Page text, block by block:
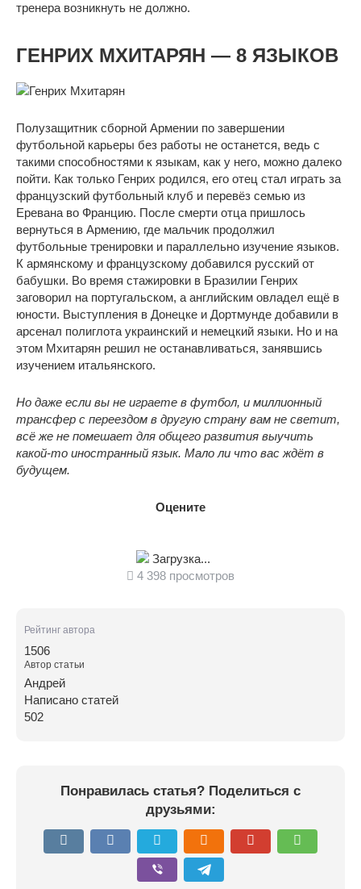
тренера возникнуть не должно.
ГЕНРИХ МХИТАРЯН — 8 ЯЗЫКОВ
Полузащитник сборной Армении по завершении
футбольной карьеры без работы не останется, ведь с
такими способностями к языкам, как у него, можно далеко
пойти. Как только Генрих родился, его отец стал играть за
французский футбольный клуб и перевёз семью из
Еревана во Францию. После смерти отца пришлось
вернуться в Армению, где мальчик продолжил
футбольные тренировки и параллельно изучение языков.
К армянскому и французскому добавился русский от
бабушки. Во время стажировки в Бразилии Генрих
заговорил на португальском, а английским овладел ещё в
юности. Выступления в Донецке и Дортмунде добавили в
арсенал полиглота украинский и немецкий языки. Но и на
этом Мхитарян решил не останавливаться, занявшись
изучением итальянского.
Но даже если вы не играете в футбол, и миллионный
трансфер с переездом в другую страну вам не светит,
всё же не помешает для общего развития выучить
какой-то иностранный язык. Мало ли что вас ждёт в
будущем.
Оцените
Загрузка...
4 398 просмотров
Рейтинг автора
1506
Автор статьи
Андрей
Написано статей
502
Понравилась статья? Поделиться с
друзьями: